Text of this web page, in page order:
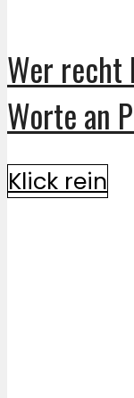
Wer recht
Worte an
Klick rein